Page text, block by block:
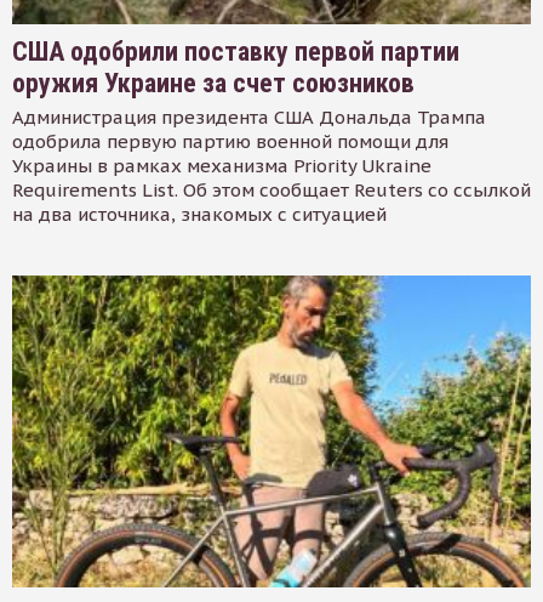
США одобрили поставку первой партии
оружия Украине за счет союзников
Администрация президента США Дональда Трампа
одобрила первую партию военной помощи для
Украины в рамках механизма Priority Ukraine
Requirements List. Об этом сообщает Reuters со ссылкой
на два источника, знакомых с ситуацией